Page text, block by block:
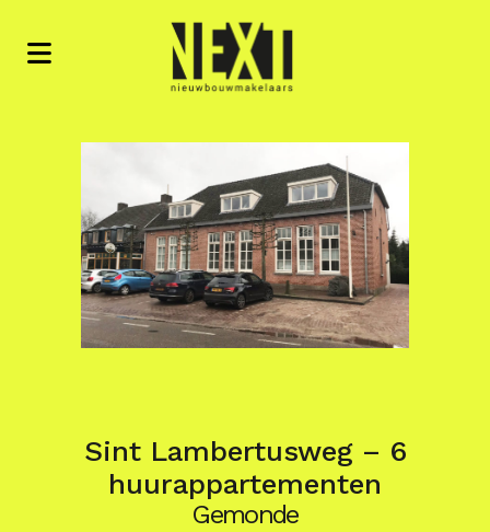
Sint Lambertusweg – 6
huurappartementen
Gemonde